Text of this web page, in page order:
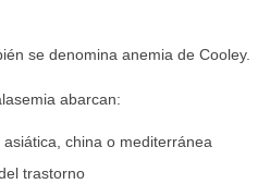
se denomina anemia de Cooley.
abarcan:
china o mediterránea
trastorno